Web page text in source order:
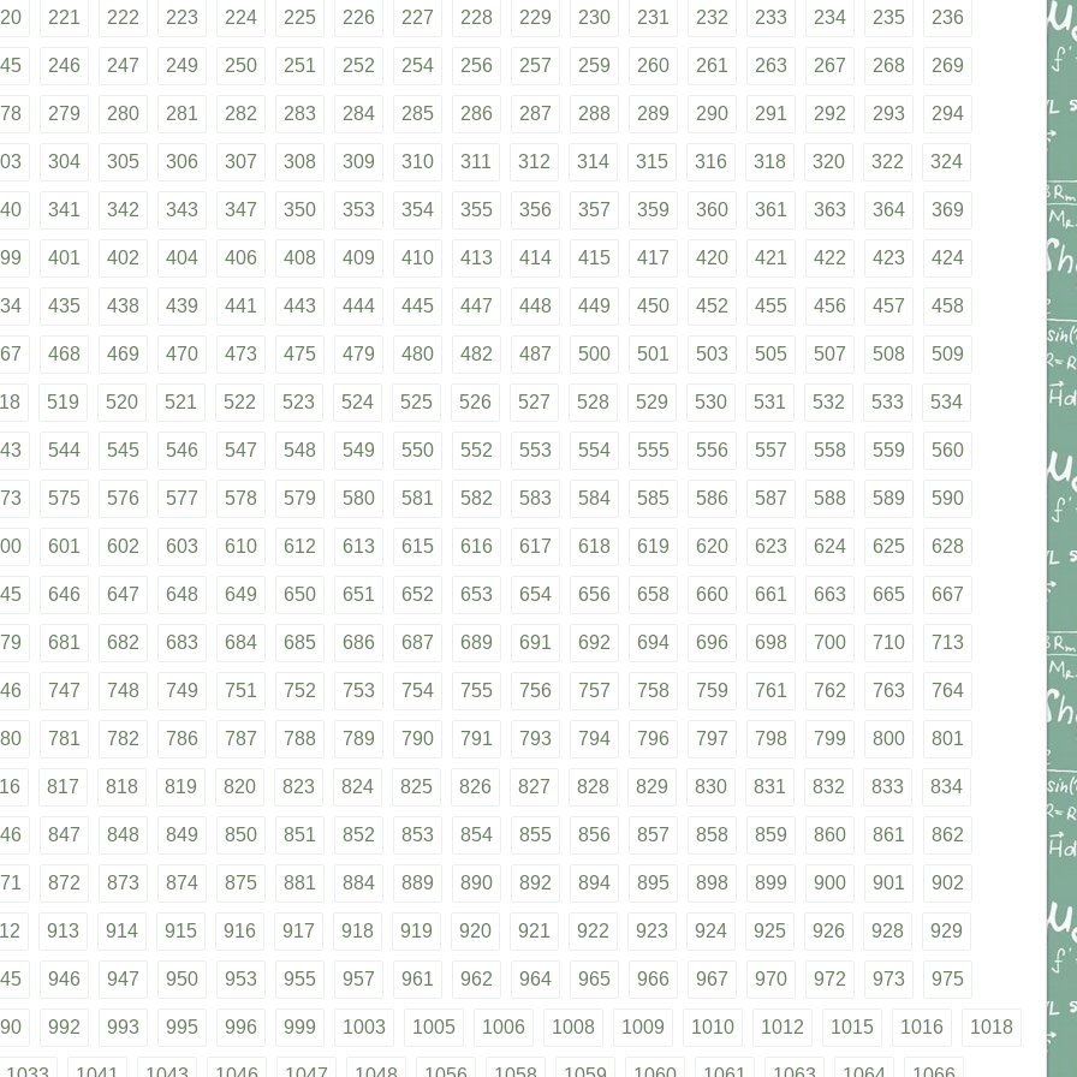
221 222 223 224 225 226 227 228 229 230 231 232 233 234 235 236
246 247 249 250 251 252 254 256 257 259 260 261 263 267 268 269
279 280 281 282 283 284 285 286 287 288 289 290 291 292 293 294
304 305 306 307 308 309 310 311 312 314 315 316 318 320 322 324
341 342 343 347 350 353 354 355 356 357 359 360 361 363 364 369
401 402 404 406 408 409 410 413 414 415 417 420 421 422 423 424
435 438 439 441 443 444 445 447 448 449 450 452 455 456 457 458
468 469 470 473 475 479 480 482 487 500 501 503 505 507 508 509
519 520 521 522 523 524 525 526 527 528 529 530 531 532 533 534
544 545 546 547 548 549 550 552 553 554 555 556 557 558 559 560
575 576 577 578 579 580 581 582 583 584 585 586 587 588 589 590
601 602 603 610 612 613 615 616 617 618 619 620 623 624 625 628
646 647 648 649 650 651 652 653 654 656 658 660 661 663 665 667
681 682 683 684 685 686 687 689 691 692 694 696 698 700 710 713
747 748 749 751 752 753 754 755 756 757 758 759 761 762 763 764
781 782 786 787 788 789 790 791 793 794 796 797 798 799 800 801
817 818 819 820 823 824 825 826 827 828 829 830 831 832 833 834
847 848 849 850 851 852 853 854 855 856 857 858 859 860 861 862
872 873 874 875 881 884 889 890 892 894 895 898 899 900 901 902
913 914 915 916 917 918 919 920 921 922 923 924 925 926 928 929
946 947 950 953 955 957 961 962 964 965 966 967 970 972 973 975
992 993 995 996 999 1003 1005 1006 1008 1009 1010 1012 1015 1016 1018